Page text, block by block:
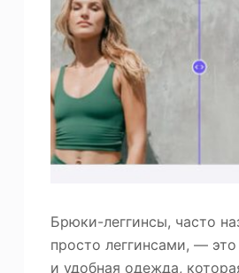
Брюки-леггинсы, часто
просто леггинсами, — это
и удобная одежда,